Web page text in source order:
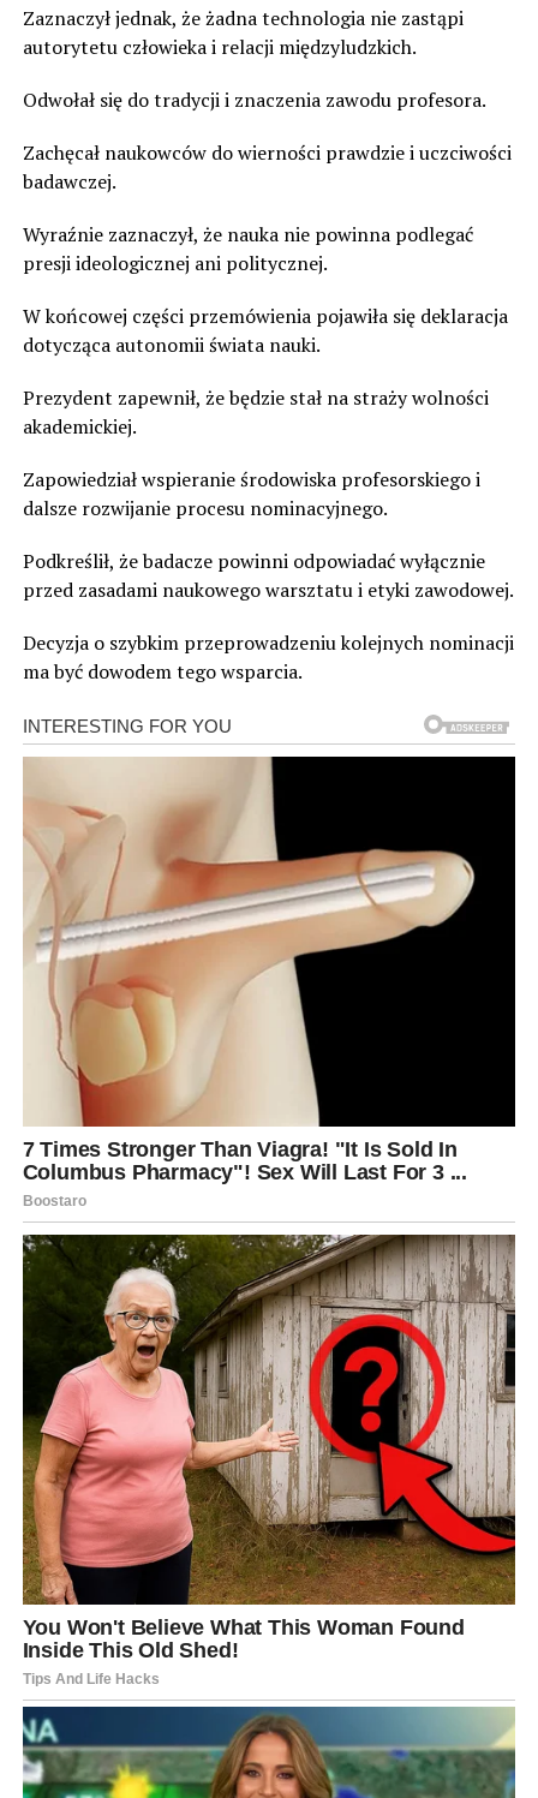
Zaznaczył jednak, że żadna technologia nie zastąpi
autorytetu człowieka i relacji międzyludzkich.
Odwołał się do tradycji i znaczenia zawodu profesora.
Zachęcał naukowców do wierności prawdzie i uczciwości
badawczej.
Wyraźnie zaznaczył, że nauka nie powinna podlegać
presji ideologicznej ani politycznej.
W końcowej części przemówienia pojawiła się deklaracja
dotycząca autonomii świata nauki.
Prezydent zapewnił, że będzie stał na straży wolności
akademickiej.
Zapowiedział wspieranie środowiska profesorskiego i
dalsze rozwijanie procesu nominacyjnego.
Podkreślił, że badacze powinni odpowiadać wyłącznie
przed zasadami naukowego warsztatu i etyki zawodowej.
Decyzja o szybkim przeprowadzeniu kolejnych nominacji
ma być dowodem tego wsparcia.